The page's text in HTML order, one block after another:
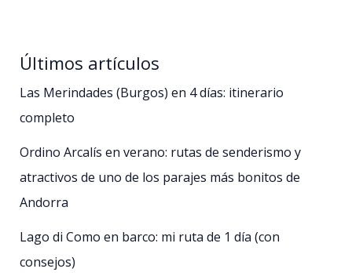
Últimos artículos
Las Merindades (Burgos) en 4 días: itinerario
completo
Ordino Arcalís en verano: rutas de senderismo y
atractivos de uno de los parajes más bonitos de
Andorra
Lago di Como en barco: mi ruta de 1 día (con
consejos)